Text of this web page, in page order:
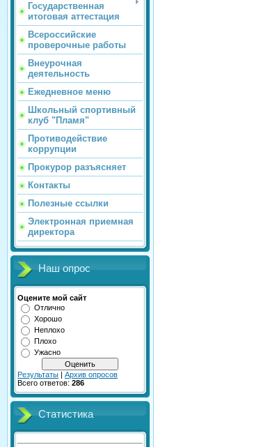
Государственная
итоговая аттестация
Всероссийские
проверочные работы
Внеурочная
деятельность
Ежедневное меню
Школьный спортивный
клуб "Пламя"
Противодействие
коррупции
Прокурор разъясняет
Контакты
Полезные ссылки
Электронная приемная
директора
Наш опрос
Оцените мой сайт
Отлично
Хорошо
Неплохо
Плохо
Ужасно
Результаты | Архив опросов
Всего ответов: 286
Статистика